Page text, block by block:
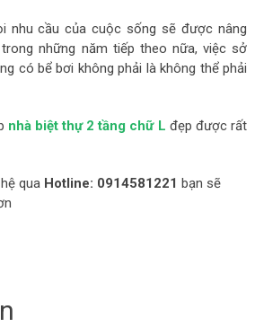
nhu cầu của cuộc sống sẽ được nâng
những năm tiếp theo nữa, việc sở
có bể bơi không phải là không thể phải
nhà biệt thự 2 tầng chữ L đẹp được rất
qua Hotline: 0914581221 bạn sẽ